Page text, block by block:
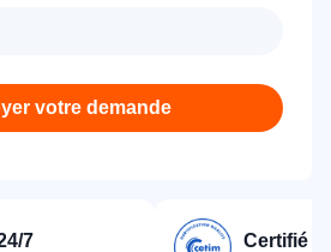
votre demande
7 Certifié